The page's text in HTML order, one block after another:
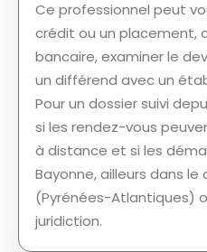
Ce professionnel peut
crédit ou un placement,
bancaire, examiner le
un différend avec un
Pour un dossier suivi
si les rendez-vous
à distance et si les
Bayonne, ailleurs dans
(Pyrénées-Atlantiques)
juridiction.